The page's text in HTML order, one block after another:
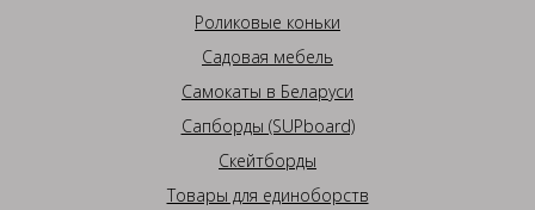
Роликовые коньки
Садовая мебель
Самокаты в Беларуси
Сапборды (SUPboard)
Скейтборды
Товары для единоборств